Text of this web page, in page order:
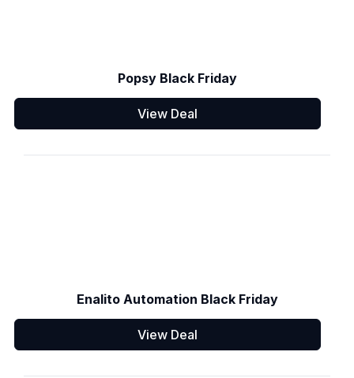
Popsy Black Friday
View Deal
Enalito Automation Black Friday
View Deal